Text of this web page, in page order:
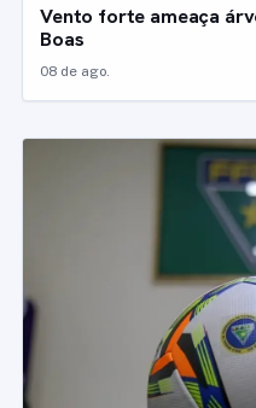
Vento forte ameaça
Boas
08 de ago.